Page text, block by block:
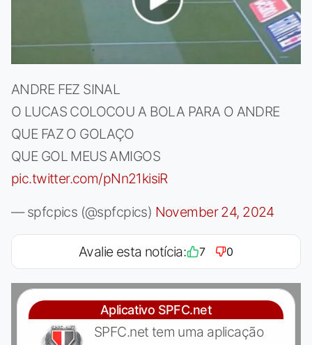
ANDRE FEZ SINAL
O LUCAS COLOCOU A BOLA PARA O ANDRE
QUE FAZ O GOLAÇO
QUE GOL MEUS AMIGOS
pic.twitter.com/pNn21kisiR
— spfcpics (@spfcpics) November 24, 2024
Avalie esta notícia: 7 0
Aplicativo SPFC.net
SPFC.net tem uma aplicação